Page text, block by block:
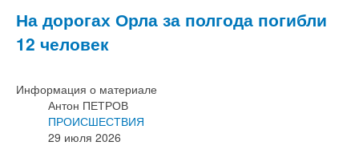
На дорогах Орла за полгода погибли
12 человек
Информация о материале
Антон ПЕТРОВ
ПРОИСШЕСТВИЯ
29 июля 2026